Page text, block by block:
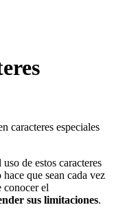
caracteres especiales
de estos caracteres
que sean cada vez
conocer el
sus limitaciones.